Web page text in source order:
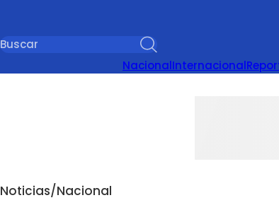
NacionalInternacional
Noticias/Nacional